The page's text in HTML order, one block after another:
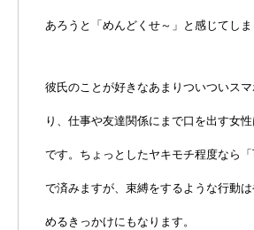
あろうと「めんどくせ～」と感じてしま
彼氏のことが好きなあまりついついス
り、仕事や友達関係にまで口を出す女
です。ちょっとしたヤキモチ程度なら「
で済みますが、束縛をするような行動
めるきっかけにもなります。